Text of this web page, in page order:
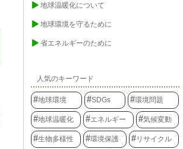
地球温暖化について
地球環境を守るために
省エネルギーのために
人気のキーワード
地球環境 SDGs 環境問題
地球温暖化 エネルギー 気候変動
生物多様性 環境保護 リサイクル